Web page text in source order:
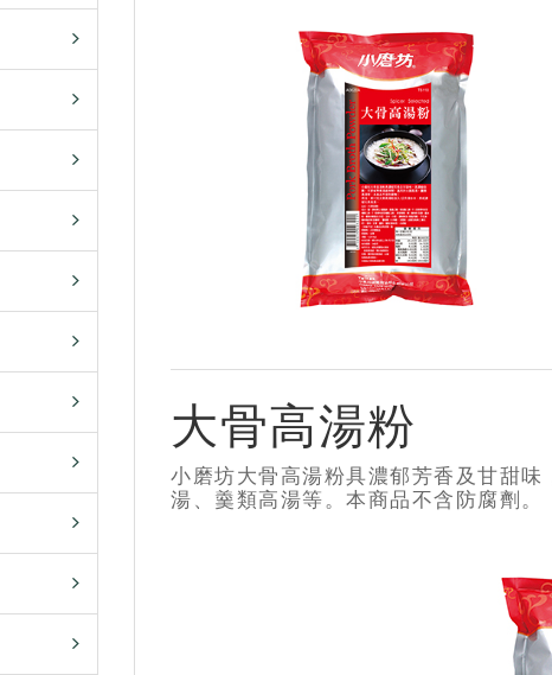
大骨高湯粉
小磨坊大骨高湯粉具濃郁芳香及甘甜
湯、羹類高湯等。本商品不含防腐劑。